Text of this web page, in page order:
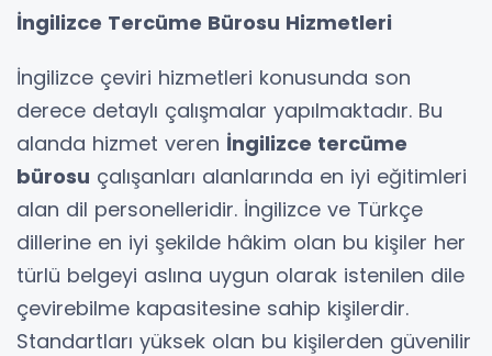
İngilizce Tercüme Bürosu Hizmetleri
İngilizce çeviri hizmetleri konusunda son
derece detaylı çalışmalar yapılmaktadır. Bu
alanda hizmet veren İngilizce tercüme
bürosu çalışanları alanlarında en iyi eğitimleri
alan dil personelleridir. İngilizce ve Türkçe
dillerine en iyi şekilde hâkim olan bu kişiler her
türlü belgeyi aslına uygun olarak istenilen dile
çevirebilme kapasitesine sahip kişilerdir.
Standartları yüksek olan bu kişilerden güvenilir